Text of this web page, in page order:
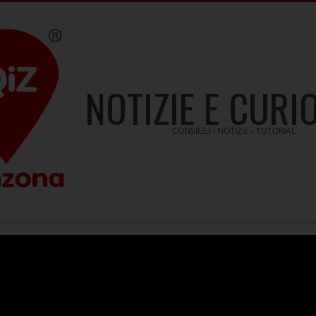
NOTIZIE ECONSIGLI - NOTIZIE - TUTORIAL